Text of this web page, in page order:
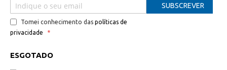
Tomei conhecimento das políticas de
privacidade
SUBSCREVER
ESGOTADO